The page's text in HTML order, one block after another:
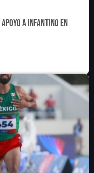
a Infantino en